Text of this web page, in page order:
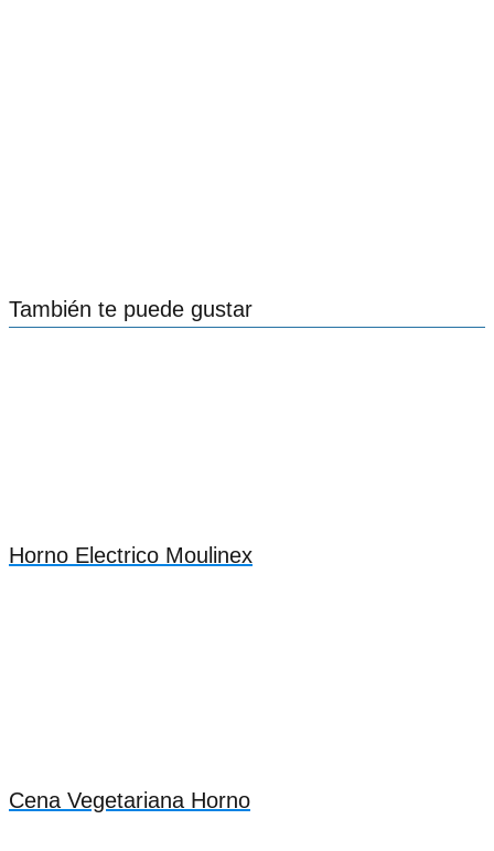
También te puede gustar
Horno Electrico Moulinex
Cena Vegetariana Horno